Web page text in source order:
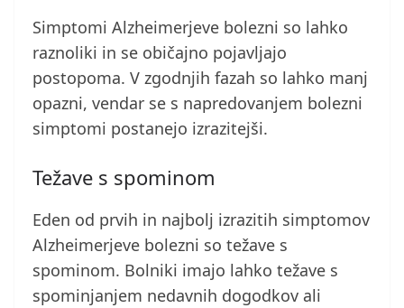
Simptomi Alzheimerjeve bolezni so lahko
raznoliki in se običajno pojavljajo
postopoma. V zgodnjih fazah so lahko manj
opazni, vendar se s napredovanjem bolezni
simptomi postanejo izrazitejši.
Težave s spominom
Eden od prvih in najbolj izrazitih simptomov
Alzheimerjeve bolezni so težave s
spominom. Bolniki imajo lahko težave s
spominjanjem nedavnih dogodkov ali